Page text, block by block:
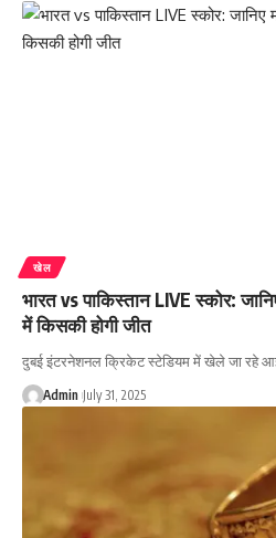
खेल
भारत vs पाकिस्तान LIVE स्कोर:
में किसकी होगी जीत
दुबई इंटरनेशनल क्रिकेट स्टेडियम में खेले जा रहे
Admin July 31, 2025